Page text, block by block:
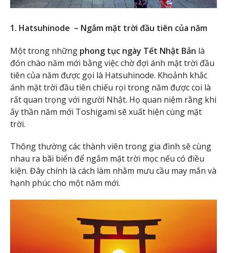
1. Hatsuhinode – Ngắm mặt trời đầu tiên của năm
Một trong những phong tục ngày Tết Nhật Bản là
đón chào năm mới bằng việc chờ đợi ánh mặt trời đầu
tiên của năm được gọi là Hatsuhinode. Khoảnh khắc
ánh mặt trời đầu tiên chiếu rọi trong năm được coi là
rất quan trọng với người Nhật. Họ quan niệm rằng khi
ấy thần năm mới Toshigami sẽ xuất hiện cùng mặt
trời.
Thông thường các thành viên trong gia đình sẽ cùng
nhau ra bãi biển để ngắm mặt trời mọc nếu có điều
kiện. Đây chính là cách làm nhằm mưu cầu may mắn và
hạnh phúc cho một năm mới.